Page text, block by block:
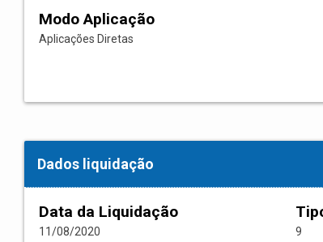
Modo Aplicação
Aplicações Diretas
Dados liquidação
Data da Liquidação
11/08/2020 9